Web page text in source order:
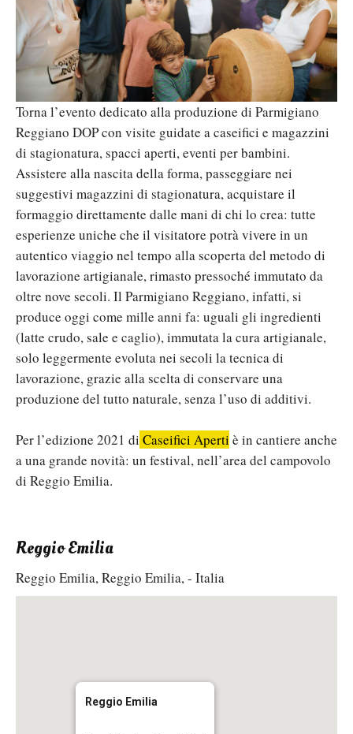
Torna l’evento dedicato alla produzione di Parmigiano
Reggiano DOP con visite guidate a caseifici e magazzini
di stagionatura, spacci aperti, eventi per bambini.
Assistere alla nascita della forma, passeggiare nei
suggestivi magazzini di stagionatura, acquistare il
formaggio direttamente dalle mani di chi lo crea: tutte
esperienze uniche che il visitatore potrà vivere in un
autentico viaggio nel tempo alla scoperta del metodo di
lavorazione artigianale, rimasto pressoché immutato da
oltre nove secoli. Il Parmigiano Reggiano, infatti, si
produce oggi come mille anni fa: uguali gli ingredienti
(latte crudo, sale e caglio), immutata la cura artigianale,
solo leggermente evoluta nei secoli la tecnica di
lavorazione, grazie alla scelta di conservare una
produzione del tutto naturale, senza l’uso di additivi.
Per l’edizione 2021 di Caseifici Aperti è in cantiere anche
a una grande novità: un festival, nell’area del campovolo
di Reggio Emilia.
Reggio Emilia
Reggio Emilia, Reggio Emilia, - Italia
Reggio Emilia